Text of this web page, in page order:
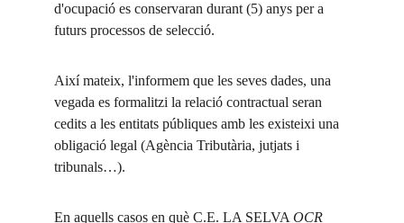
d'ocupació es conservaran durant (5) anys per a
futurs processos de selecció.
Així mateix, l'informem que les seves dades, una
vegada es formalitzi la relació contractual seran
cedits a les entitats públiques amb les existeixi una
obligació legal (Agència Tributària, jutjats i
tribunals…).
En aquells casos en què C.E. LA SELVA OCR